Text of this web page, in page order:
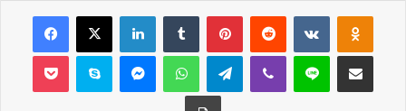
Facebook
X LinkedInTumblr PinterestReddit VKontakte
Pocket Skype MessengerWhatsAppTelegramViber Line E-Posta ile
Yazdır